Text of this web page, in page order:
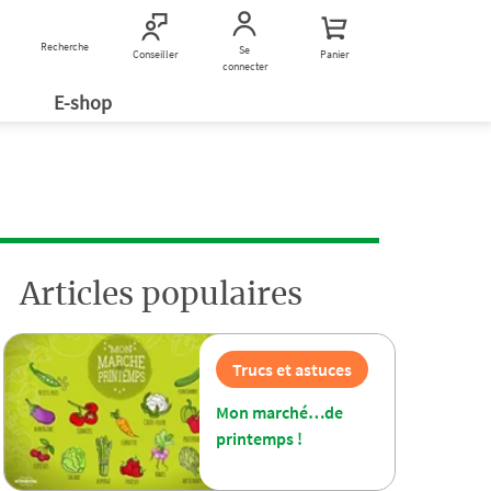
Recherche Conseiller
Se
connecter
Panier
Nous contacter
E-shop
Articles populaires
Trucs et astuces
Mon marché…de
printemps !